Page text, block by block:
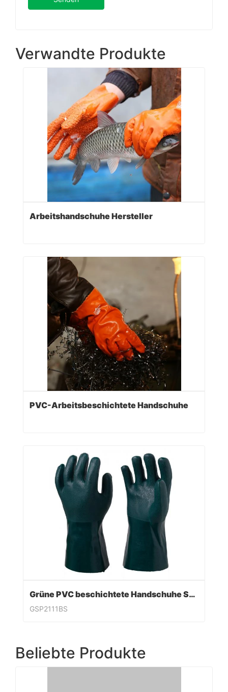
Verwandte Produkte
Arbeitshandschuhe Hersteller
PVC-Arbeitsbeschichtete Handschuhe
Grüne PVC beschichtete Handschuhe Sandy Finish
GSP2111BS
Beliebte Produkte